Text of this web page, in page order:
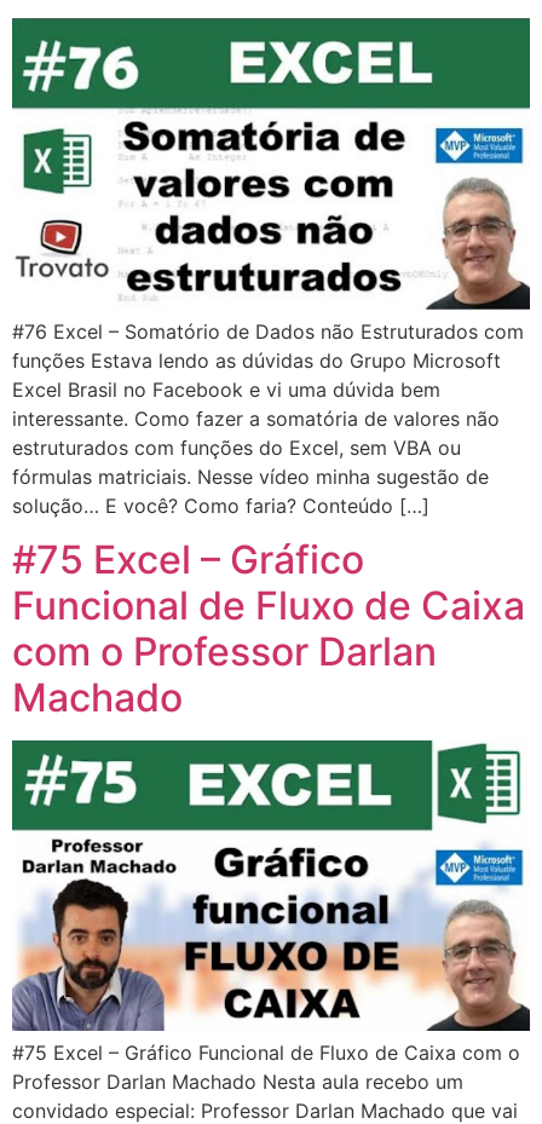
#76 Excel – Somatório de Dados não Estruturados com
funções Estava lendo as dúvidas do Grupo Microsoft
Excel Brasil no Facebook e vi uma dúvida bem
interessante. Como fazer a somatória de valores não
estruturados com funções do Excel, sem VBA ou
fórmulas matriciais. Nesse vídeo minha sugestão de
solução… E você? Como faria? Conteúdo […]
#75 Excel – Gráfico
Funcional de Fluxo de Caixa
com o Professor Darlan
Machado
#75 Excel – Gráfico Funcional de Fluxo de Caixa com o
Professor Darlan Machado Nesta aula recebo um
convidado especial: Professor Darlan Machado que vai